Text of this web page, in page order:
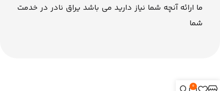
ما ارائه آنچه شما نیاز دارید می باشد یراق نادر در خدمت
شما
0